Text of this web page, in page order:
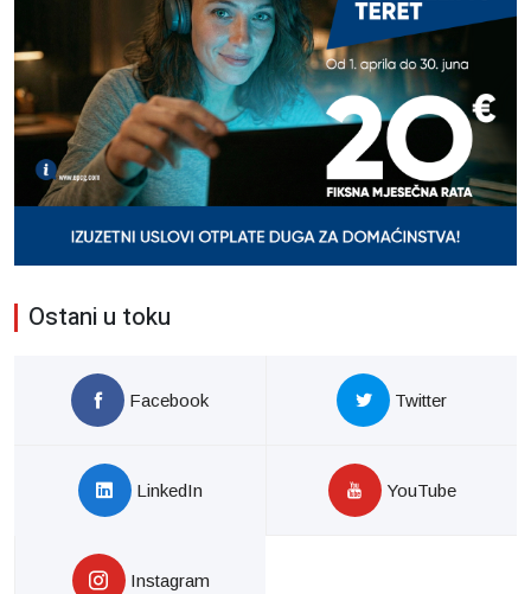
Ostani u toku
Facebook Twitter
LinkedIn YouTube
Instagram